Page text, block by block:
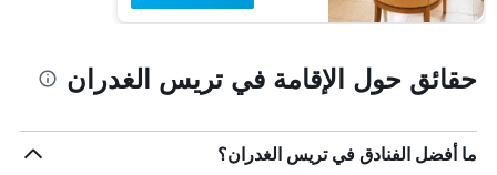
حقائق حول الإقامة في تريس الغدران
ما أفضل الفنادق في تريس الغدران؟